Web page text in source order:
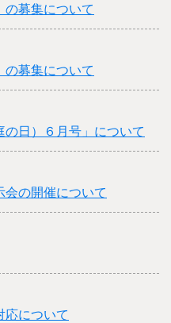
募集について
募集について
の日）６月号」について
の開催について
応について